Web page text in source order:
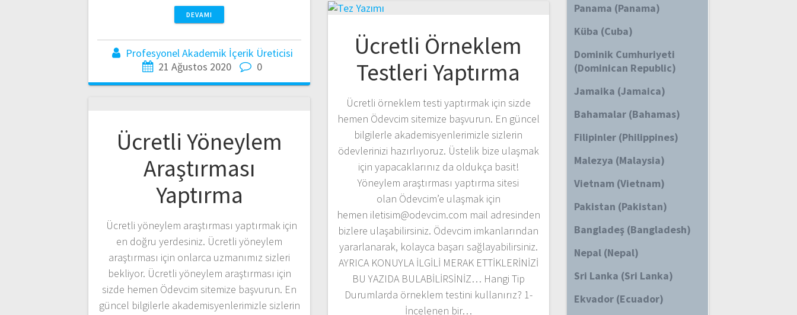
DEVAMI
Profesyonel Akademik İçerik Üreticisi
21 Ağustos 2020
0
Ücretli Örneklem
Testleri Yaptırma
Ücretli örneklem testi yaptırmak için sizde
hemen Ödevcim sitemize başvurun. En güncel
bilgilerle akademisyenlerimizle sizlerin
ödevlerinizi hazırlıyoruz. Üstelik bize ulaşmak
için yapacaklarınız da oldukça basit!
Yöneylem araştırması yaptırma sitesi
olan Ödevcim’e ulaşmak için
hemen iletisim@odevcim.com mail adresinden
bizlere ulaşabilirsiniz. Ödevcim imkanlarından
yararlanarak, kolayca başarı sağlayabilirsiniz.
AYRICA KONUYLA İLGİLİ MERAK ETTİKLERİNİZİ
BU YAZIDA BULABİLİRSİNİZ… Hangi Tip
Durumlarda örneklem testini kullanırız? 1-
İncelenen bir…
Ücretli Yöneylem
Araştırması
Yaptırma
Ücretli yöneylem araştırması yaptırmak için
en doğru yerdesiniz. Ücretli yöneylem
araştırması için onlarca uzmanımız sizleri
bekliyor. Ücretli yöneylem araştırması için
sizde hemen Ödevcim sitemize başvurun. En
güncel bilgilerle akademisyenlerimizle sizlerin
Panama (Panama)
Küba (Cuba)
Dominik Cumhuriyeti
(Dominican Republic)
Jamaika (Jamaica)
Bahamalar (Bahamas)
Filipinler (Philippines)
Malezya (Malaysia)
Vietnam (Vietnam)
Pakistan (Pakistan)
Bangladeş (Bangladesh)
Nepal (Nepal)
Sri Lanka (Sri Lanka)
Ekvador (Ecuador)